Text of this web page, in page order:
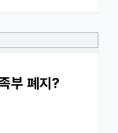
부 폐지?